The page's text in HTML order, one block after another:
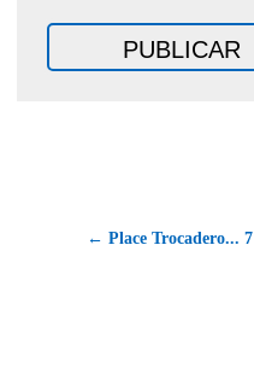
← Place Trocadero... 7